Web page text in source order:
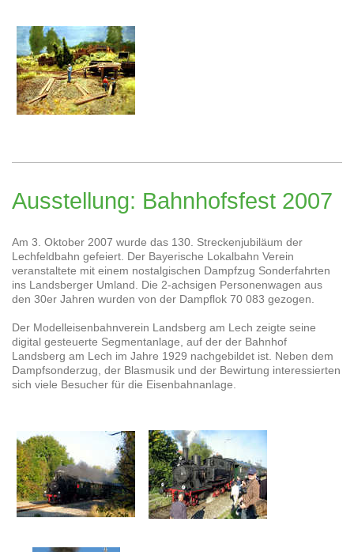
Ausstellung: Bahnhofsfest 2007
Am 3. Oktober 2007 wurde das 130. Streckenjubiläum der
Lechfeldbahn gefeiert. Der Bayerische Lokalbahn Verein
veranstaltete mit einem nostalgischen Dampfzug Sonderfahrten
ins Landsberger Umland. Die 2-achsigen Personenwagen aus
den 30er Jahren wurden von der Dampflok 70 083 gezogen.
Der Modelleisenbahnverein Landsberg am Lech zeigte seine
digital gesteuerte Segmentanlage, auf der der Bahnhof
Landsberg am Lech im Jahre 1929 nachgebildet ist. Neben dem
Dampfsonderzug, der Blasmusik und der Bewirtung interessierten
sich viele Besucher für die Eisenbahnanlage.